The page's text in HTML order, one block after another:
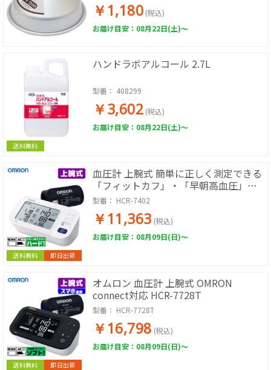
￥1,180 (税込)
お届け目安：08月22日(土)～
送料無料
ハンドラボアルコール 2.7L
型番： 408299
￥3,602 (税込)
お届け目安：08月22日(土)～
送料無料 即日出荷
血圧計 上腕式 簡単に正しく測定できる
「フィットカフ」・「早朝高血圧」を
確認できる。
型番： HCR-7402
￥11,363 (税込)
お届け目安：08月09日(日)～
送料無料 即日出荷
オムロン 血圧計 上腕式 OMRON
connect対応 HCR-7728T
型番： HCR-7728T
￥16,798 (税込)
お届け目安：08月09日(日)～